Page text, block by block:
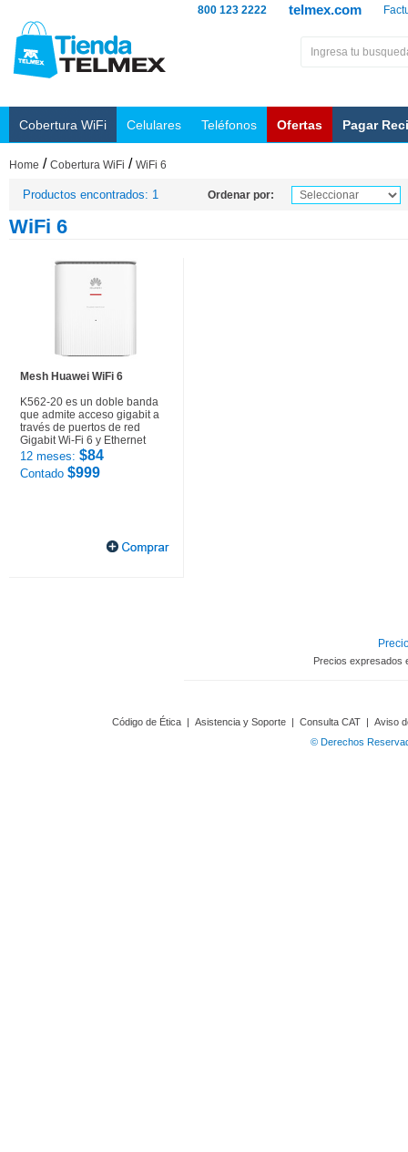
telmex.com
800 123 2222
Cobertura WiFi Celulares Teléfonos Ofertas Pagar
Home / Cobertura WiFi / WiFi 6
Productos encontrados: 1 Ordenar por:
WiFi 6
Mesh Huawei WiFi 6
K562-20 es un doble banda
que admite acceso gigabit a
través de puertos de red
Gigabit Wi-Fi 6 y Ethernet
12 meses: $84
Contado $999
Precios expresados
Código de Ética | Asistencia y Soporte | Consulta CAT | Aviso
© Derechos